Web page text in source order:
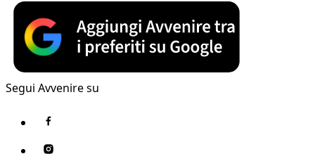
Segui Avvenire su